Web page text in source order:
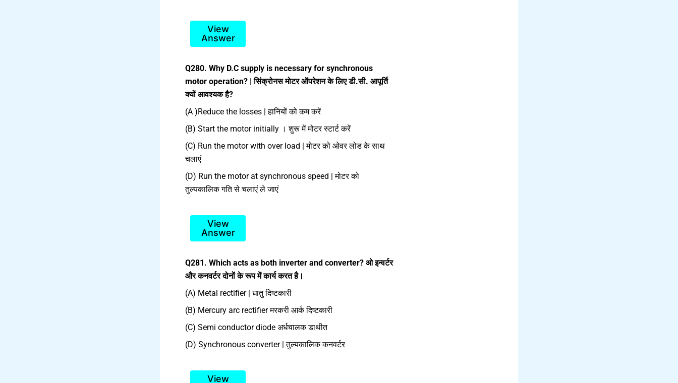
View
Answer
Q280. Why D.C supply is necessary for synchronous
motor operation? | सिंक्रोनस मोटर ऑपरेशन के लिए डी.सी. आपूर्ति
क्यों आवश्यक है?
(A )Reduce the losses | हानियों को कम करें
(B) Start the motor initially । शुरू में मोटर स्टार्ट करें
(C) Run the motor with over load | मोटर को ओवर लोड के साथ
चलाएं
(D) Run the motor at synchronous speed | मोटर को
तुल्यकालिक गति से चलाएं ले जाएं
View
Answer
Q281. Which acts as both inverter and converter? ओ इन्वर्टर
और कनवर्टर दोनों के रूप में कार्य करत है।
(A) Metal rectifier | धातु दिष्टकारी
(B) Mercury arc rectifier मरकरी आर्क दिष्टकारी
(C) Semi conductor diode अर्धचालक डाथीत
(D) Synchronous converter | तुल्यकालिक कनवर्टर
View